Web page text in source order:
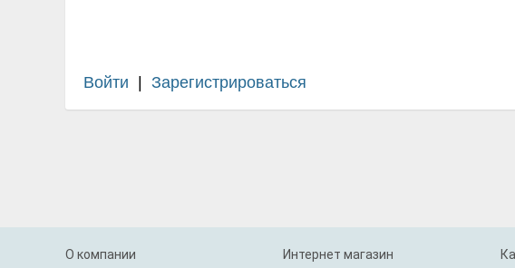
Войти Зарегистрироваться
О компании Интернет магазин